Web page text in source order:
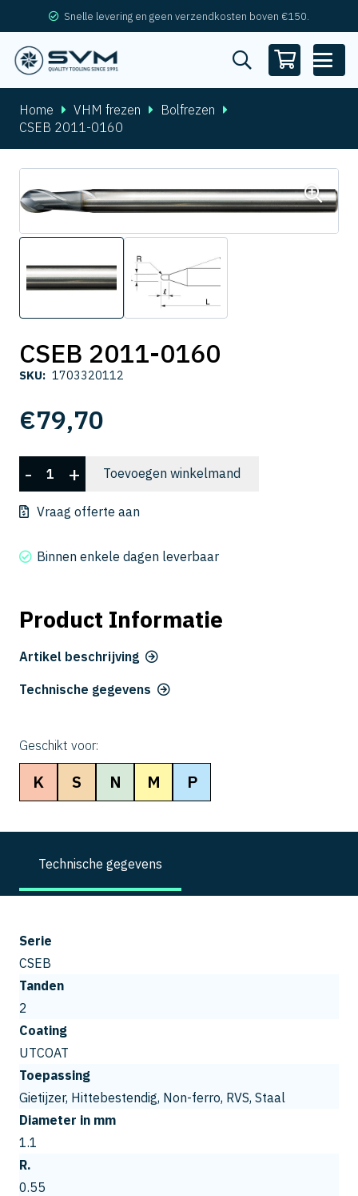
Snelle levering en geen verzendkosten boven €150.
Home VHM frezen
Bolfrezen
CSEB 2011-0160
CSEB 2011-0160
SKU: 1703320112
€79,70
CSEB
2011-
0160
- + Toevoegen winkelmand
Vraag offerte aan
Binnen enkele dagen leverbaar
Product Informatie
Artikel beschrijving
Technische gegevens
Geschikt voor:
K S N M P
Technische gegevens
Serie
CSEB
Tanden
2
Coating
UTCOAT
Toepassing
Gietijzer, Hittebestendig, Non-ferro, RVS, Staal
Diameter in mm
1.1
R.
0.55